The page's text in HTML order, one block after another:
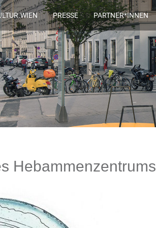
PRESSE PARTNER*INNEN
Hebammenzentrums